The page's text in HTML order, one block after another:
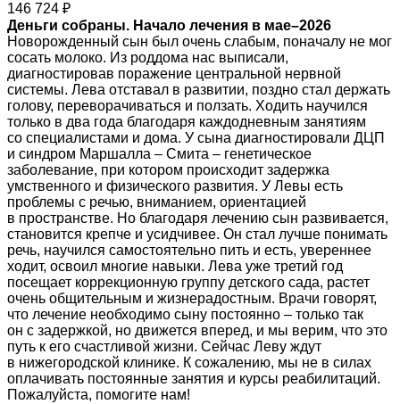
146 724 ₽
Деньги собраны. Начало лечения в мае–2026
Новорожденный сын был очень слабым, поначалу не мог
сосать молоко. Из роддома нас выписали,
диагностировав поражение центральной нервной
системы. Лева отставал в развитии, поздно стал держать
голову, переворачиваться и ползать. Ходить научился
только в два года благодаря каждодневным занятиям
со специалистами и дома. У сына диагностировали ДЦП
и синдром Маршалла – Смита – генетическое
заболевание, при котором происходит задержка
умственного и физического развития. У Левы есть
проблемы с речью, вниманием, ориентацией
в пространстве. Но благодаря лечению сын развивается,
становится крепче и усидчивее. Он стал лучше понимать
речь, научился самостоятельно пить и есть, увереннее
ходит, освоил многие навыки. Лева уже третий год
посещает коррекционную группу детского сада, растет
очень общительным и жизнерадостным. Врачи говорят,
что лечение необходимо сыну постоянно – только так
он с задержкой, но движется вперед, и мы верим, что это
путь к его счастливой жизни. Сейчас Леву ждут
в нижегородской клинике. К сожалению, мы не в силах
оплачивать постоянные занятия и курсы реабилитаций.
Пожалуйста, помогите нам!